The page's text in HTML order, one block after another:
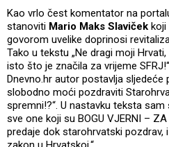
Kao vrlo čest komentator na
stanoviti Mario Maks Slaviček
govorom uvelike doprinosi
Tako u tekstu „Ne dragi moji
isto što je značila za vrijeme
Dnevno.hr autor postavlja sljedeće
slobodno moći pozdraviti
spremni!?“. U nastavku teksta
sve one koji su BOGU VJERNI –
predaje dok starohrvatski pozdrav,